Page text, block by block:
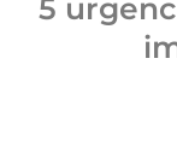
5